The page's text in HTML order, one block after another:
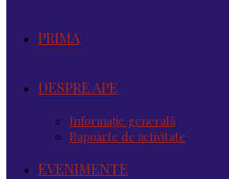
PRIMA
DESPRE APE
Informație generală
Rapoarte de activitate
EVENIMENTE